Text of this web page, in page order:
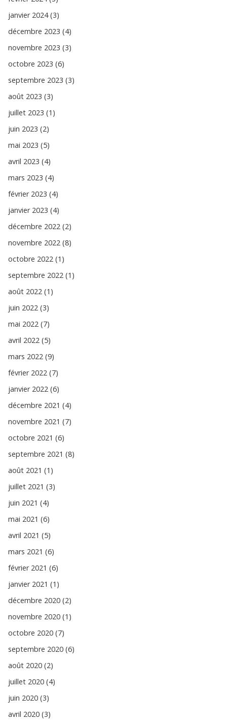
janvier 2024 (3)
décembre 2023 (4)
novembre 2023 (3)
octobre 2023 (6)
septembre 2023 (3)
août 2023 (3)
juillet 2023 (1)
juin 2023 (2)
mai 2023 (5)
avril 2023 (4)
mars 2023 (4)
février 2023 (4)
janvier 2023 (4)
décembre 2022 (2)
novembre 2022 (8)
octobre 2022 (1)
septembre 2022 (1)
août 2022 (1)
juin 2022 (3)
mai 2022 (7)
avril 2022 (5)
mars 2022 (9)
février 2022 (7)
janvier 2022 (6)
décembre 2021 (4)
novembre 2021 (7)
octobre 2021 (6)
septembre 2021 (8)
août 2021 (1)
juillet 2021 (3)
juin 2021 (4)
mai 2021 (6)
avril 2021 (5)
mars 2021 (6)
février 2021 (6)
janvier 2021 (1)
décembre 2020 (2)
novembre 2020 (1)
octobre 2020 (7)
septembre 2020 (6)
août 2020 (2)
juillet 2020 (4)
juin 2020 (3)
avril 2020 (3)